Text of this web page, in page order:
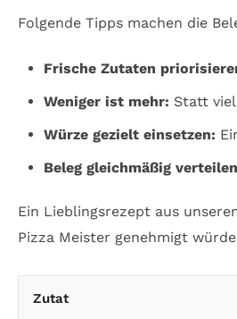
Folgende Tipps machen die
Frische Zutaten
Weniger ist mehr: Statt
Würze gezielt einsetzen:
Beleg gleichmäßig
Ein Lieblingsrezept aus
Pizza Meister genehmigt
Zutat